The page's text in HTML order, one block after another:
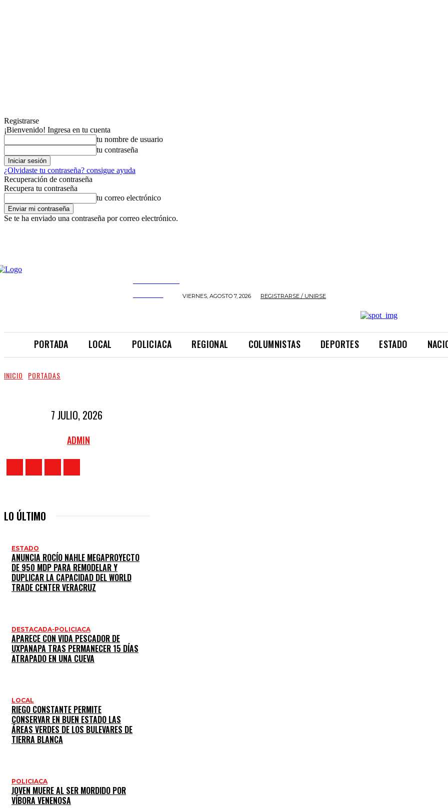
Registrarse
¡Bienvenido! Ingresa en tu cuenta
tu nombre de usuario
tu contraseña
¿Olvidaste tu contraseña? consigue ayuda
Recuperación de contraseña
Recupera tu contraseña
tu correo electrónico
Se te ha enviado una contraseña por correo electrónico.
VIERNES, AGOSTO 7, 2026 REGISTRARSE / UNIRSE
PORTADA LOCAL POLICIACA REGIONAL COLUMNISTAS DEPORTES ESTADO
INICIO PORTADAS
7 JULIO, 2026
ADMIN
LO ÚLTIMO
ESTADO
ANUNCIA ROCÍO NAHLE MEGAPROYECTO
DE 950 MDP PARA REMODELAR Y
DUPLICAR LA CAPACIDAD DEL WORLD
TRADE CENTER VERACRUZ
DESTACADA-POLICIACA
APARECE CON VIDA PESCADOR DE
UXPANAPA TRAS PERMANECER 15 DÍAS
ATRAPADO EN UNA CUEVA
LOCAL
RIEGO CONSTANTE PERMITE
CONSERVAR EN BUEN ESTADO LAS
ÁREAS VERDES DE LOS BULEVARES DE
TIERRA BLANCA
POLICIACA
JOVEN MUERE AL SER MORDIDO POR
VÍBORA VENENOSA